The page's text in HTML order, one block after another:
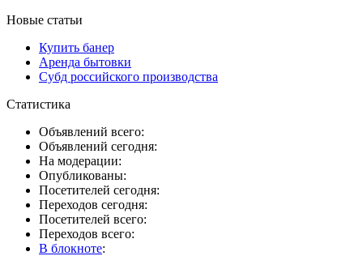
Новые статьи
Купить банер
Аренда бытовки
Субд российского производства
Статистика
Объявлений всего:
Объявлений сегодня:
На модерации:
Опубликованы:
Посетителей сегодня:
Переходов сегодня:
Посетителей всего:
Переходов всего:
В блокноте: